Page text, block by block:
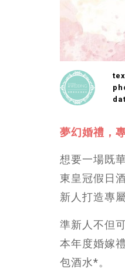
夢幻婚禮，
想要一場既
東皇冠假日
新人打造專
準新人不但
本年度婚嫁
包酒水*。